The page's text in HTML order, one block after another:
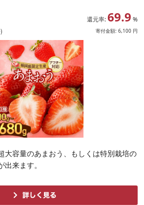
チゴ 苺[2027年1月上旬〜3月
]
還元率: 69.9 %
寄付金額: 6,100 円
)
大容量のあまおう、もしくは特別栽培の
来ます。